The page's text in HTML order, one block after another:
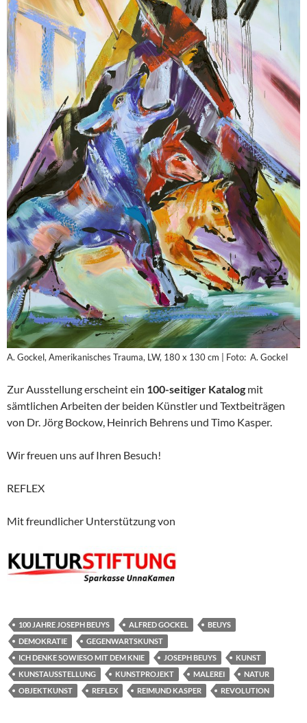
A. Gockel, Amerikanisches Trauma, LW, 180 x 130 cm | Foto: A. Gockel
Zur Ausstellung erscheint ein 100-seitiger Katalog mit
sämtlichen Arbeiten der beiden Künstler und Textbeiträgen
von Dr. Jörg Bockow, Heinrich Behrens und Timo Kasper.
Wir freuen uns auf Ihren Besuch!
REFLEX
Mit freundlicher Unterstützung von
100 JAHRE JOSEPH BEUYS ALFRED GOCKEL
BEUYS
DEMOKRATIE
GEGENWARTSKUNST
ICH DENKE SOWIESO MIT DEM KNIE
JOSEPH BEUYS
KUNST
KUNSTAUSSTELLUNG
KUNSTPROJEKT MALEREI
NATUR
OBJEKTKUNST
REFLEX REIMUND KASPER REVOLUTION